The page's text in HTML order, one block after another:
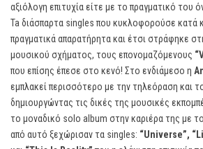
αξιόλογη επιτυχία είτε με το πραγματικό του
Ta διάσπαρτα singles που κυκλοφορούσε κατά
πραγματικά απαρατήρητα και έτσι στράφηκε
μουσικού σχήματος, τους επονομαζόμενους “
που επίσης έπεσε στο κενό! Στο ενδιάμεσο η
εμπλακεί περισσότερο με την τηλεόραση και
δημιουργώντας τις δικές της μουσικές
το μοναδικό solo album στην καριέρα της με
από αυτό ξεχώρισαν τα singles: “Universe”, “